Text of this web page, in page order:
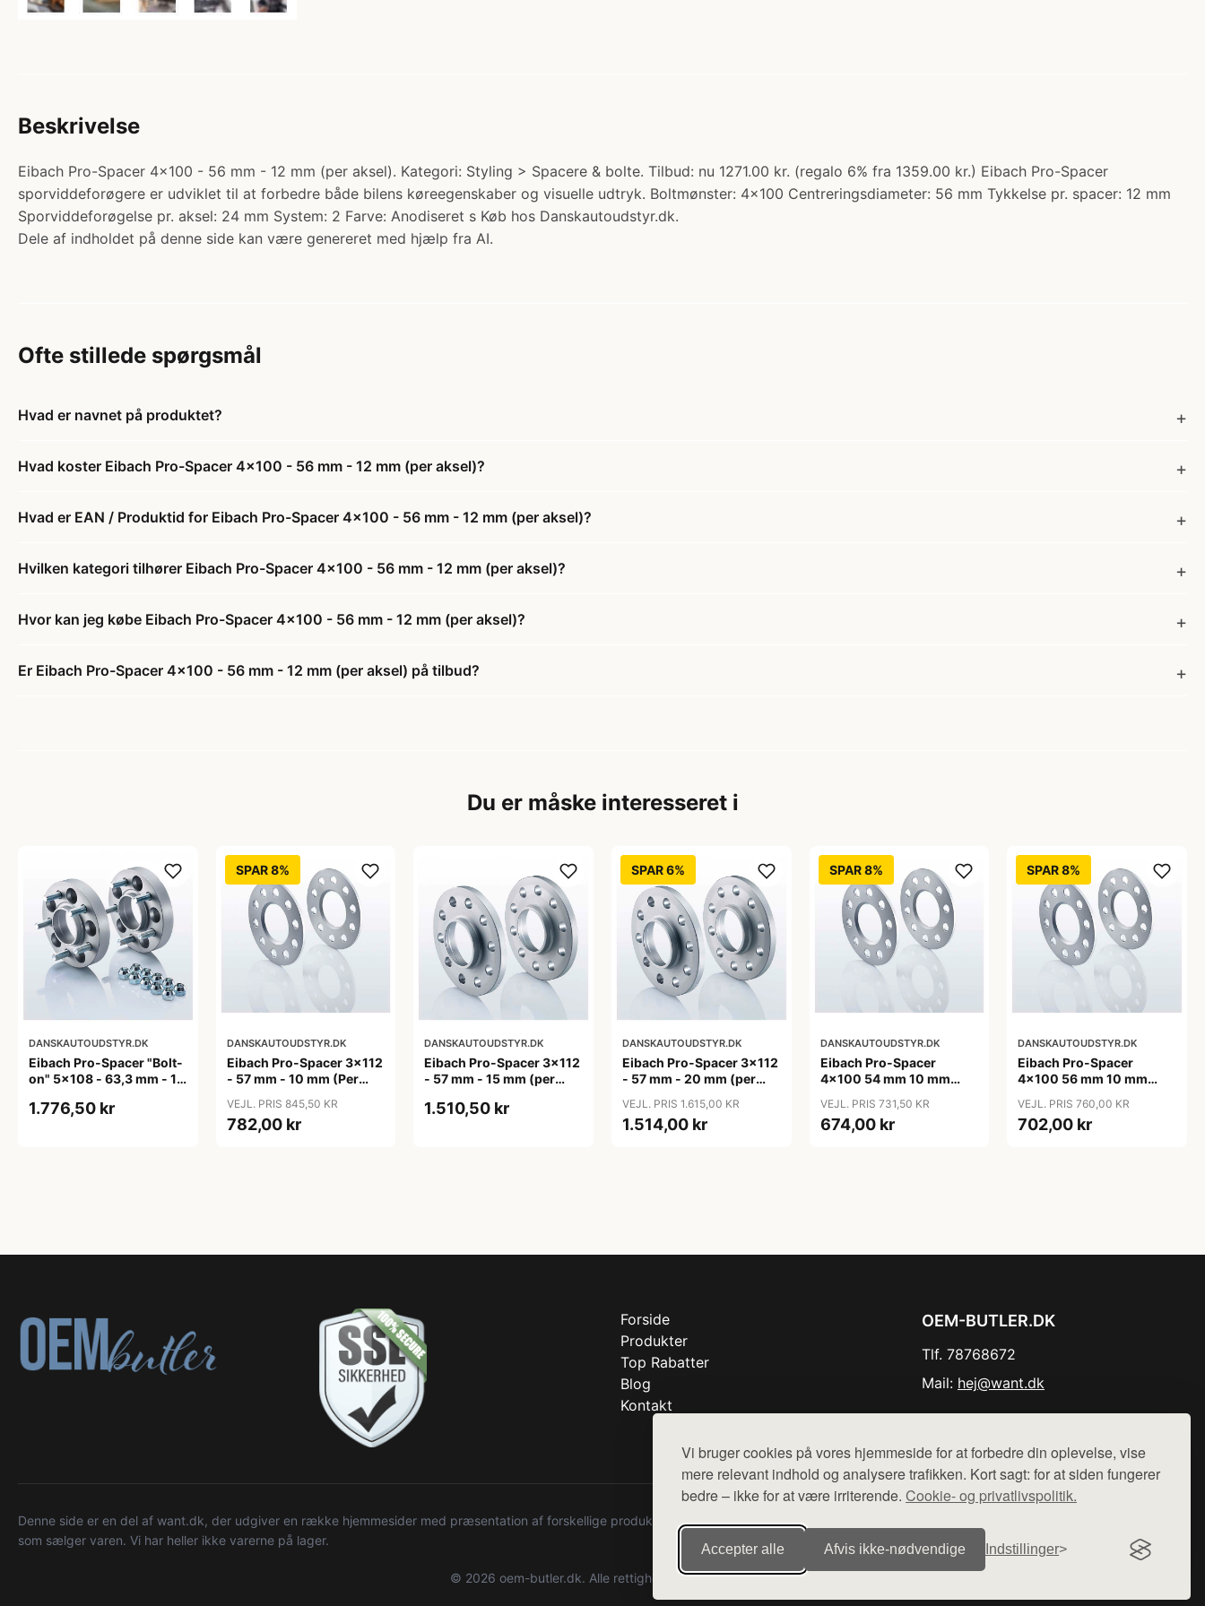
Vi bruger cookies på vores hjemmeside for at forbedre din oplevelse, vise
mere relevant indhold og analysere trafikken. Kort sagt: for at siden fungerer
bedre – ikke for at være irriterende. Cookie- og privatlivspolitik.
Accepter alle Afvis ikke‑nødvendige Indstillinger
Beskrivelse
Eibach Pro-Spacer 4x100 - 56 mm - 12 mm (per aksel). Kategori: Styling > Spacere & bolte. Tilbud: nu 1271.00 kr. (regalo 6% fra 1359.00 kr.) Eibach Pro-Spacer
sporviddeforøgere er udviklet til at forbedre både bilens køreegenskaber og visuelle udtryk. Boltmønster: 4x100 Centreringsdiameter: 56 mm Tykkelse pr. spacer: 12 mm
Sporviddeforøgelse pr. aksel: 24 mm System: 2 Farve: Anodiseret s Køb hos Danskautoudstyr.dk.
Dele af indholdet på denne side kan være genereret med hjælp fra AI.
Ofte stillede spørgsmål
Hvad er navnet på produktet?
Hvad koster Eibach Pro-Spacer 4x100 - 56 mm - 12 mm (per aksel)?
Hvad er EAN / Produktid for Eibach Pro-Spacer 4x100 - 56 mm - 12 mm (per aksel)?
Hvilken kategori tilhører Eibach Pro-Spacer 4x100 - 56 mm - 12 mm (per aksel)?
Hvor kan jeg købe Eibach Pro-Spacer 4x100 - 56 mm - 12 mm (per aksel)?
Er Eibach Pro-Spacer 4x100 - 56 mm - 12 mm (per aksel) på tilbud?
Du er måske interesseret i
DANSKAUTOUDSTYR.DK
Eibach Pro-Spacer "Bolt-
on" 5x108 - 63,3 mm - 15
1.776,50 kr
SPAR 8%
DANSKAUTOUDSTYR.DK
Eibach Pro-Spacer 3x112
- 57 mm - 10 mm (Per
VEJL. PRIS 845,50 KR
782,00 kr
DANSKAUTOUDSTYR.DK
Eibach Pro-Spacer 3x112
- 57 mm - 15 mm (per
1.510,50 kr
SPAR 6%
DANSKAUTOUDSTYR.DK
Eibach Pro-Spacer 3x112
- 57 mm - 20 mm (per
VEJL. PRIS 1.615,00 KR
1.514,00 kr
SPAR 8%
DANSKAUTOUDSTYR.DK
Eibach Pro-Spacer
4x100 54 mm 10 mm
VEJL. PRIS 731,50 KR
674,00 kr
SPAR 8%
DANSKAUTOUDSTYR.DK
Eibach Pro-Spacer
4x100 56 mm 10 mm
VEJL. PRIS 760,00 KR
702,00 kr
Forside
Produkter
Top Rabatter
Blog
Kontakt
OEM-BUTLER.DK
Tlf. 78768672
Mail: hej@want.dk
Denne side er en del af want.dk, der udgiver en række hjemmesider med præsentation af forskellige produkter fra diverse webshops. Der sælges ikke varer fra denne side - vi henviser til de shops,
som sælger varen. Vi har heller ikke varerne på lager.
© 2026 oem-butler.dk. Alle rettigheder forbeholdes.